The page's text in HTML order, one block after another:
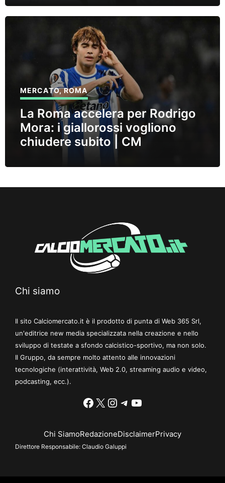
MERCATO,ROMA
La Roma accelera per Rodrigo
Mora: i giallorossi vogliono
chiudere subito | CM
Chi siamo
Il sito Calciomercato.it è il prodotto di punta di Web 365 Srl,
un'editrice new media specializzata nella creazione e nello
sviluppo di testate a sfondo calcistico-sportivo, ma non solo.
Il Gruppo, da sempre molto attento alle innovazioni
tecnologiche (interattività, Web 2.0, streaming audio e video,
podcasting, ecc.).
Facebook
X Instagram
Telegram
YouTube
Chi SiamoRedazioneDisclaimerPrivacy
Direttore Responsabile: Claudio Galuppi